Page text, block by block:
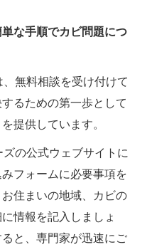
な手順でカビ問題につ
無料相談を受け付けて
るための第一歩として
提供しています。
の公式ウェブサイトに
フォームに必要事項を
住まいの地域、カビの
情報を記入しましょ
と、専門家が迅速にご